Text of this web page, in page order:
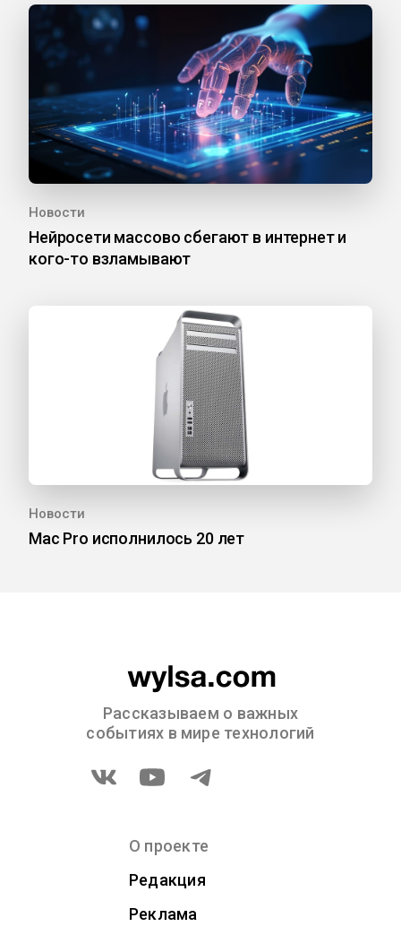
Новости
Нейросети массово сбегают в интернет и
кого-то взламывают
Новости
Mac Pro исполнилось 20 лет
Рассказываем о важных
событиях в мире технологий
О проекте
Редакция
Реклама